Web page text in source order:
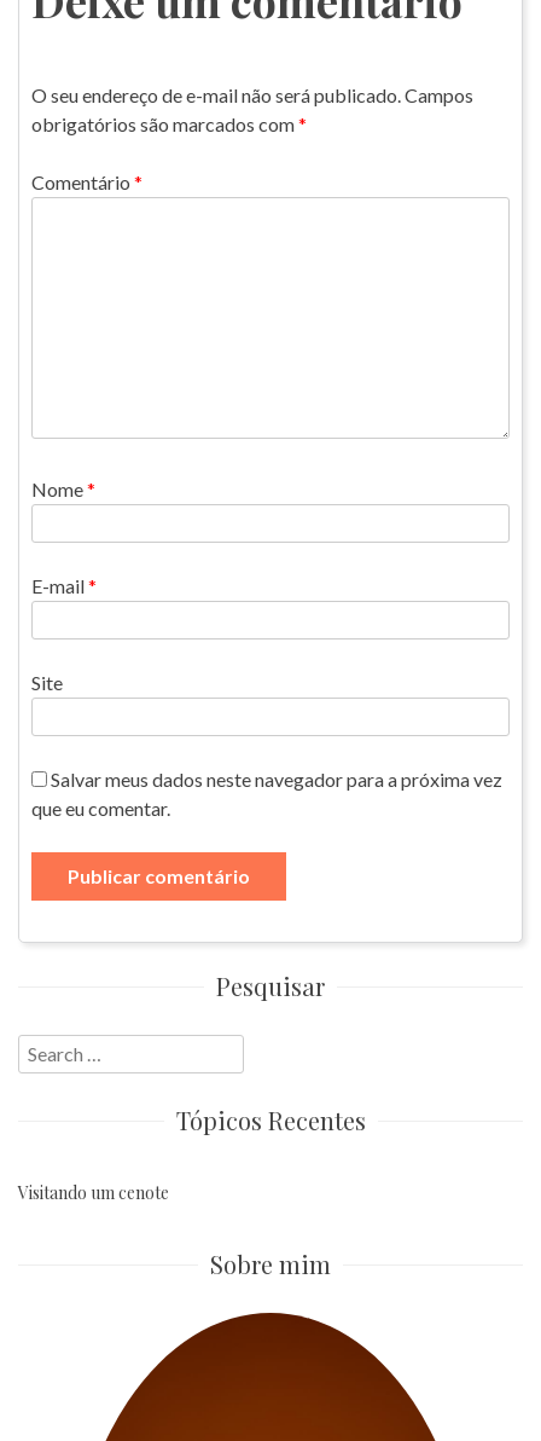
O seu endereço de e-mail não será publicado.Campos
obrigatórios são marcados com*
Comentário *
Nome*
E-mail*
Site
Salvar meus dados neste navegador para a próxima vez
que eu comentar.
Pesquisar
Search
for:
Tópicos Recentes
Visitando um cenote
Sobre mim